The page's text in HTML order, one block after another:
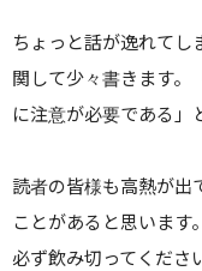
ちょっと話が逸れてし
関して少々書きます。
に注意が必要である」
読者の皆様も高熱が出
ことがあると思います
必ず飲み切ってくださ